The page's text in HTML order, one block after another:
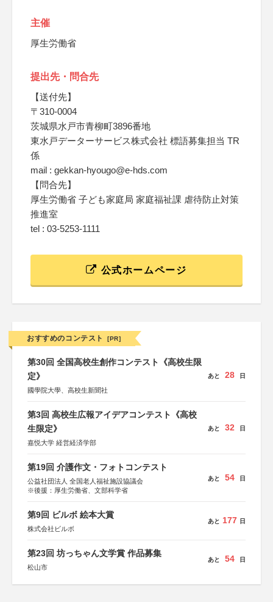
主催
厚生労働省
提出先・問合先
【送付先】
〒310-0004
茨城県水戸市青柳町3896番地
東水戸データーサービス株式会社 標語募集担当 TR
係
mail : gekkan-hyougo@e-hds.com
【問合先】
厚生労働省 子ども家庭局 家庭福祉課 虐待防止対策
推進室
tel : 03-5253-1111
公式ホームページ
おすすめのコンテスト [PR]
第30回 全国高校生創作コンテスト《高校生限
定》
國學院大學、高校生新聞社
あと 28 日
第3回 高校生広報アイデアコンテスト《高校
生限定》
嘉悦大学 経営経済学部
あと 32 日
第19回 介護作文・フォトコンテスト
公益社団法人 全国老人福祉施設協議会
※後援：厚生労働省、文部科学省
あと 54 日
第9回 ビルボ 絵本大賞
株式会社ビルボ
あと 177 日
第23回 坊っちゃん文学賞 作品募集
松山市
あと 54 日